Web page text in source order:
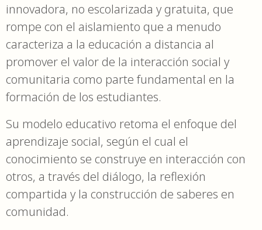
innovadora, no escolarizada y gratuita, que
rompe con el aislamiento que a menudo
caracteriza a la educación a distancia al
promover el valor de la interacción social y
comunitaria como parte fundamental en la
formación de los estudiantes.
Su modelo educativo retoma el enfoque del
aprendizaje social, según el cual el
conocimiento se construye en interacción con
otros, a través del diálogo, la reflexión
compartida y la construcción de saberes en
comunidad.